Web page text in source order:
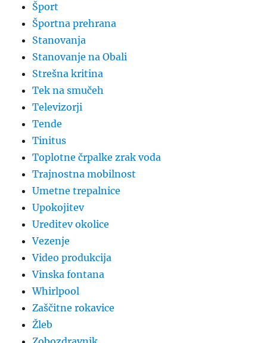
Šport
Športna prehrana
Stanovanja
Stanovanje na Obali
Strešna kritina
Tek na smučeh
Televizorji
Tende
Tinitus
Toplotne črpalke zrak voda
Trajnostna mobilnost
Umetne trepalnice
Upokojitev
Ureditev okolice
Vezenje
Video produkcija
Vinska fontana
Whirlpool
Zaščitne rokavice
Žleb